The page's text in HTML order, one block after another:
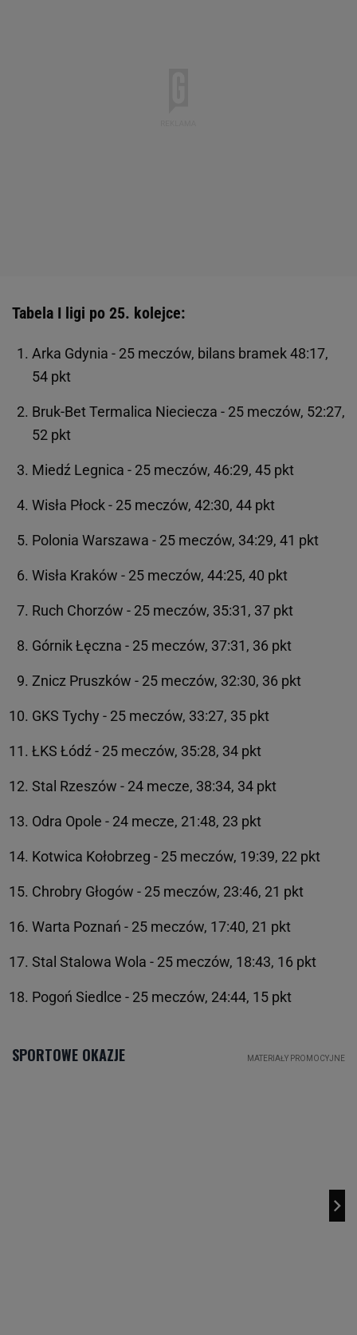
Tabela I ligi po 25. kolejce:
Arka Gdynia - 25 meczów, bilans bramek 48:17,
54 pkt
Bruk-Bet Termalica Nieciecza - 25 meczów, 52:27,
52 pkt
Miedź Legnica - 25 meczów, 46:29, 45 pkt
Wisła Płock - 25 meczów, 42:30, 44 pkt
Polonia Warszawa - 25 meczów, 34:29, 41 pkt
Wisła Kraków - 25 meczów, 44:25, 40 pkt
Ruch Chorzów - 25 meczów, 35:31, 37 pkt
Górnik Łęczna - 25 meczów, 37:31, 36 pkt
Znicz Pruszków - 25 meczów, 32:30, 36 pkt
GKS Tychy - 25 meczów, 33:27, 35 pkt
ŁKS Łódź - 25 meczów, 35:28, 34 pkt
Stal Rzeszów - 24 mecze, 38:34, 34 pkt
Odra Opole - 24 mecze, 21:48, 23 pkt
Kotwica Kołobrzeg - 25 meczów, 19:39, 22 pkt
Chrobry Głogów - 25 meczów, 23:46, 21 pkt
Warta Poznań - 25 meczów, 17:40, 21 pkt
Stal Stalowa Wola - 25 meczów, 18:43, 16 pkt
Pogoń Siedlce - 25 meczów, 24:44, 15 pkt